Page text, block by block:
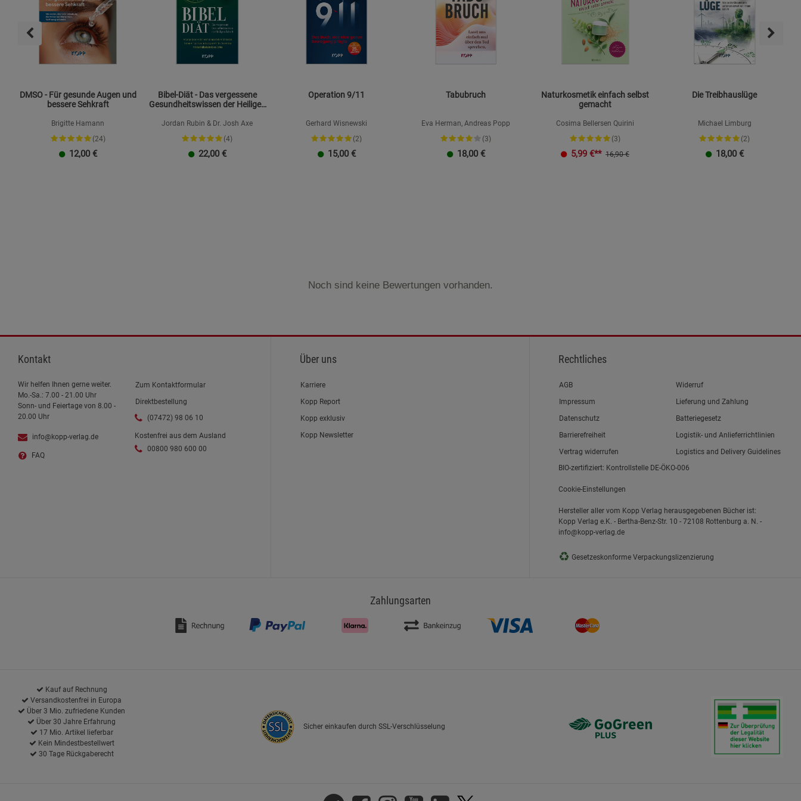
DMSO - Für gesunde Augen und
bessere Sehkraft
Brigitte Hamann
(24)
12,00 €
Bibel-Diät - Das vergessene
Gesundheitswissen der Heiligen
Jordan Rubin & Dr. Josh Axe
(4)
22,00 €
Operation 9/11
Gerhard Wisnewski
(2)
15,00 €
Tabubruch
Eva Herman, Andreas Popp
(3)
18,00 €
Naturkosmetik einfach selbst
gemacht
Cosima Bellersen Quirini
(3)
5,99 €** 16,90 €
Die Treibhauslüge
Michael Limburg
(2)
18,00 €
Noch sind keine Bewertungen vorhanden.
Kontakt
Wir helfen Ihnen gerne weiter.
Mo.-Sa.: 7.00 - 21.00 Uhr
Sonn- und Feiertage von 8.00 -
20.00 Uhr
info@kopp-verlag.de
FAQ
Zum Kontaktformular
Direktbestellung
(07472) 98 06 10
Kostenfrei aus dem Ausland
00800 980 600 00
Über uns
Karriere
Kopp Report
Kopp exklusiv
Kopp Newsletter
Rechtliches
Link zum/zur
AGB
Link zum/zur
Impressum
Link zum/zur
Datenschutz
Link zum/zur
Barrierefreiheit
Vertrag widerrufen
Widerruf
Lieferung und Zahlung
Batteriegesetz
Logistik- und Anlieferrichtlinien
Logistics and Delivery Guidelines
BIO-zertifiziert: Kontrollstelle DE-ÖKO-006
Cookie-Einstellungen
Hersteller aller vom Kopp Verlag herausgegebenen Bücher ist:
Kopp Verlag e.K. - Bertha-Benz-Str. 10 - 72108 Rottenburg a. N. -
info@kopp-verlag.de
♻ Gesetzeskonforme Verpackungslizenzierung
Zahlungsarten
Kauf auf Rechnung
Versandkostenfrei in Europa
Über 3 Mio. zufriedene Kunden
Über 30 Jahre Erfahrung
17 Mio. Artikel lieferbar
Kein Mindestbestellwert
30 Tage Rückgaberecht
Sicher einkaufen durch SSL-Verschlüsselung